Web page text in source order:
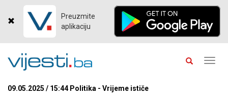
Preuzmite
aplikaciju
09.05.2025 / 15:44 Politika - Vrijeme ističe